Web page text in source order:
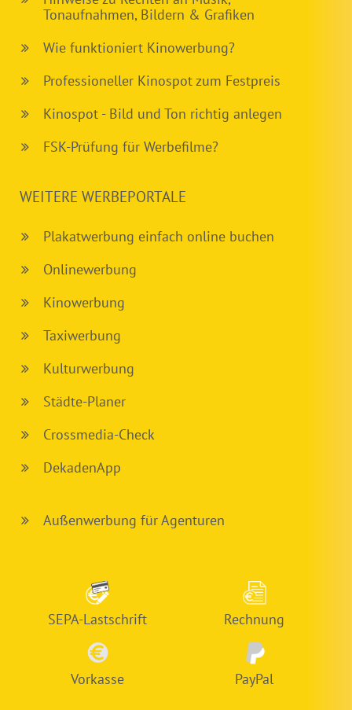
Tonaufnahmen, Bildern & Grafiken
Wie funktioniert Kinowerbung?
Professioneller Kinospot zum Festpreis
Kinospot - Bild und Ton richtig anlegen
FSK-Prüfung für Werbefilme?
WEITERE WERBEPORTALE
Plakatwerbung einfach online buchen
Onlinewerbung
Kinowerbung
Taxiwerbung
Kulturwerbung
Städte-Planer
Crossmedia-Check
DekadenApp
Außenwerbung für Agenturen
SEPA-Lastschrift Rechnung
Vorkasse PayPal